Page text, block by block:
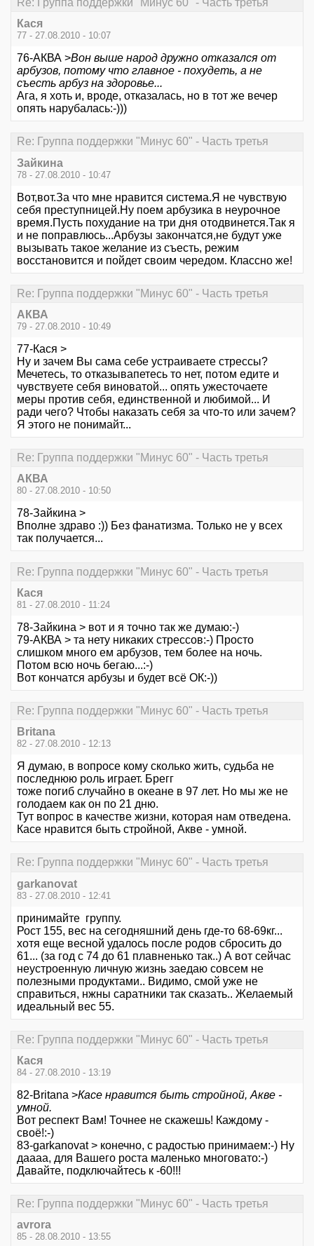
Re: Группа поддержки "Минус 60" - Часть третья
Кася
77 - 27.08.2010 - 10:07
76-АКВА >Вон выше народ дружно отказался от
арбузов, потому что главное - похудеть, а не
съесть арбуз на здоровье...
Ага, я хоть и, вроде, отказалась, но в тот же вечер
опять нарубалась:-)))
Re: Группа поддержки "Минус 60" - Часть третья
Зайкина
78 - 27.08.2010 - 10:47
Вот,вот.За что мне нравится система.Я не чувствую
себя преступницей.Ну поем арбузика в неурочное
время.Пусть похудание на три дня отодвинется.Так я
и не поправлюсь...Арбузы закончатся,не будут уже
вызывать такое желание из съесть, режим
восстановится и пойдет своим чередом. Классно же!
Re: Группа поддержки "Минус 60" - Часть третья
АКВА
79 - 27.08.2010 - 10:49
77-Кася >
Ну и зачем Вы сама себе устраиваете стрессы?
Мечетесь, то отказывапетесь то нет, потом едите и
чувствуете себя виноватой... опять ужесточаете
меры против себя, единственной и любимой... И
ради чего? Чтобы наказать себя за что-то или зачем?
Я этого не понимайт...
Re: Группа поддержки "Минус 60" - Часть третья
АКВА
80 - 27.08.2010 - 10:50
78-Зайкина >
Вполне здраво :)) Без фанатизма. Только не у всех
так получается...
Re: Группа поддержки "Минус 60" - Часть третья
Кася
81 - 27.08.2010 - 11:24
78-Зайкина > вот и я точно так же думаю:-)
79-АКВА > та нету никаких стрессов:-) Просто
слишком много ем арбузов, тем более на ночь.
Потом всю ночь бегаю...:-)
Вот кончатся арбузы и будет всё ОК:-))
Re: Группа поддержки "Минус 60" - Часть третья
Britana
82 - 27.08.2010 - 12:13
Я думаю, в вопросе кому сколько жить, судьба не
последнюю роль играет. Брегг
тоже погиб случайно в океане в 97 лет. Но мы же не
голодаем как он по 21 дню.
Тут вопрос в качестве жизни, которая нам отведена.
Касе нравится быть стройной, Акве - умной.
Re: Группа поддержки "Минус 60" - Часть третья
garkanovat
83 - 27.08.2010 - 12:41
принимайте группу.
Рост 155, вес на сегодняшний день где-то 68-69кг...
хотя еще весной удалось после родов сбросить до
61... (за год с 74 до 61 плавненько так..) А вот сейчас
неустроенную личную жизнь заедаю совсем не
полезными продуктами.. Видимо, смой уже не
справиться, нжны саратники так сказать.. Желаемый
идеальный вес 55.
Re: Группа поддержки "Минус 60" - Часть третья
Кася
84 - 27.08.2010 - 13:19
82-Britana >Касе нравится быть стройной, Акве -
умной.
Вот респект Вам! Точнее не скажешь! Каждому -
своё!:-)
83-garkanovat > конечно, с радостью принимаем:-) Ну
даааа, для Вашего роста маленько многовато:-)
Давайте, подключайтесь к -60!!!
Re: Группа поддержки "Минус 60" - Часть третья
avrora
85 - 28.08.2010 - 13:55